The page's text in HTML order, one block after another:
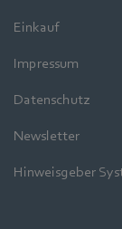
Einkauf
Impressum
Datenschutz
Newsletter
Hinweisgeber